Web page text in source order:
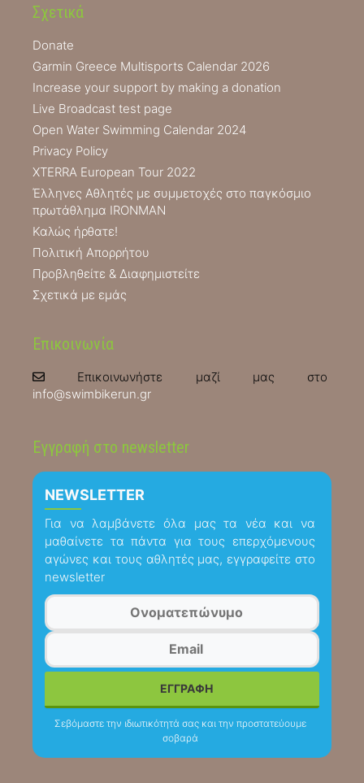
Σχετικά
Donate
Garmin Greece Multisports Calendar 2026
Increase your support by making a donation
Live Broadcast test page
Open Water Swimming Calendar 2024
Privacy Policy
XTERRA European Tour 2022
Έλληνες Αθλητές με συμμετοχές στο παγκόσμιο
πρωτάθλημα IRONMAN
Καλώς ήρθατε!
Πολιτική Απορρήτου
Προβληθείτε & Διαφημιστείτε
Σχετικά με εμάς
Επικοινωνία
Επικοινωνήστε μαζί μας στο
info@swimbikerun.gr
Εγγραφή στο newsletter
NEWSLETTER
Για να λαμβάνετε όλα μας τα νέα και να
μαθαίνετε τα πάντα για τους επερχόμενους
αγώνες και τους αθλητές μας, εγγραφείτε στο
newsletter
Σεβόμαστε την ιδιωτικότητά σας και την προστατεύουμε
σοβαρά